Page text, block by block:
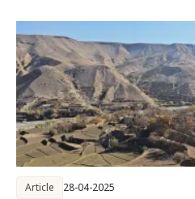
Article 28-04-2025